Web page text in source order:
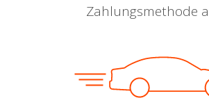
Zahlungsmethode